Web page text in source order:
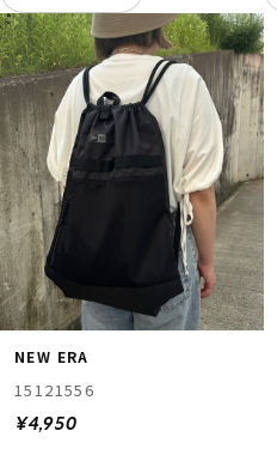
NEW ERA
15121556
¥4,950